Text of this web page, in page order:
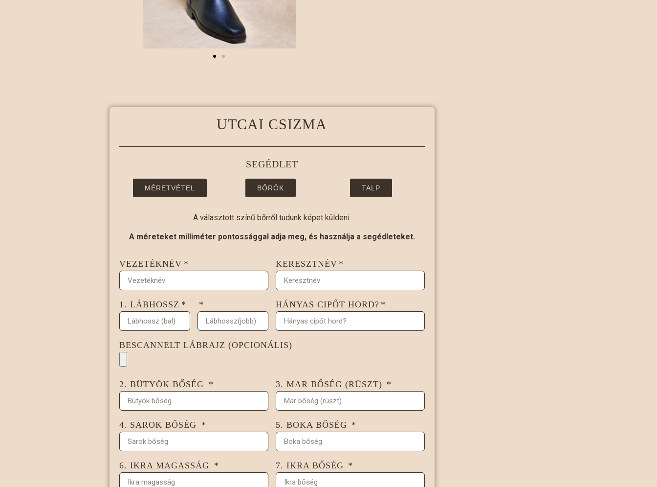
UTCAI CSIZMA
SEGÉDLET
MÉRETVÉTEL BŐRÖK TALP
A választott színű bőrről tudunk képet küldeni.
A méreteket milliméter pontossággal adja meg, és használja a segédleteket.
VEZETÉKNÉV KERESZTNÉV
1. LÁBHOSSZ HÁNYAS CIPŐT HORD?
BESCANNELT LÁBRAJZ (OPCIONÁLIS)
2. BÜTYÖK BŐSÉG 3. MAR BŐSÉG (RÜSZT)
4. SAROK BŐSÉG 5. BOKA BŐSÉG
6. IKRA MAGASSÁG 7. IKRA BŐSÉG